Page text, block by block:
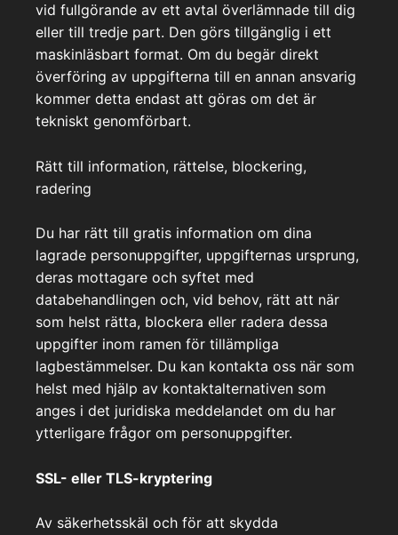
vid fullgörande av ett avtal överlämnade till dig
eller till tredje part. Den görs tillgänglig i ett
maskinläsbart format. Om du begär direkt
överföring av uppgifterna till en annan ansvarig
kommer detta endast att göras om det är
tekniskt genomförbart.
Rätt till information, rättelse, blockering,
radering
Du har rätt till gratis information om dina
lagrade personuppgifter, uppgifternas ursprung,
deras mottagare och syftet med
databehandlingen och, vid behov, rätt att när
som helst rätta, blockera eller radera dessa
uppgifter inom ramen för tillämpliga
lagbestämmelser. Du kan kontakta oss när som
helst med hjälp av kontaktalternativen som
anges i det juridiska meddelandet om du har
ytterligare frågor om personuppgifter.
SSL- eller TLS-kryptering
Av säkerhetsskäl och för att skydda